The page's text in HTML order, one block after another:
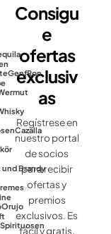
GenfRon
Cazalla
Brandy
Orujo
Consigu
e
ofertas
exclusiv
as
Regístrese en
nuestro portal
de socios
para recibir
ofertas y
premios
exclusivos. Es
fácil y gratis.